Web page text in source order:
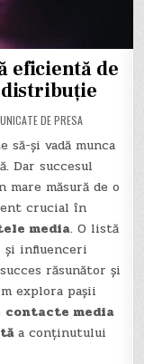
eficientă de
DE PRESA
și vadă munca
Dar succesul
mare măsură de o
crucial în
media. O listă
influenceri
răsunător și
explora pașii
contacte media
a conținutului